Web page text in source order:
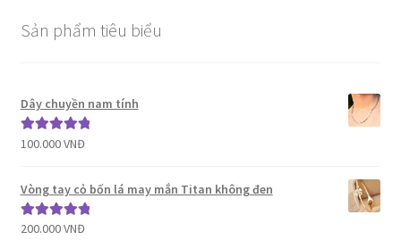
Sản phẩm tiêu biểu
Dây chuyền nam tính
Được xếp
sao
100.000VNĐ
Vòng tay cỏ bốn lá may mắn Titan không đen
Được xếp
200.000VNĐ